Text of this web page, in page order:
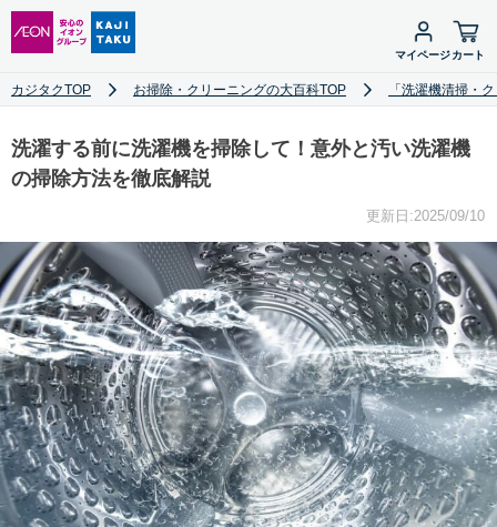
マイページカート
カジタクTOP お掃除・クリーニングの大百科TOP 「洗濯機清掃・
洗濯する前に洗濯機を掃除して！意外と汚い洗濯機
の掃除方法を徹底解説
更新日:2025/09/10